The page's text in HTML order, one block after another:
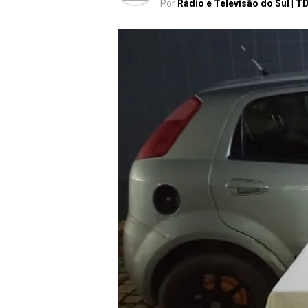
Por Rádio e Televisão do Sul |